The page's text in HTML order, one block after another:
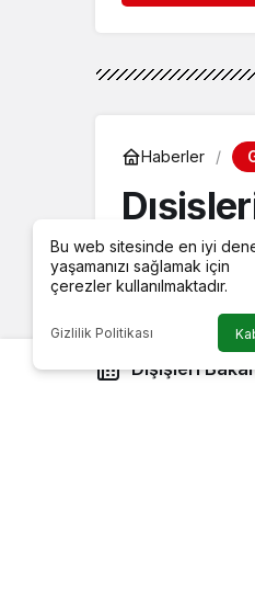
Haberler
Ayasofya'da
açıklamayla
Tahir
Dışişleri
Bu web sitesinde en iyi
yaşamanızı sağlamak için
çerezler kullanılmaktadır.
Gizlilik Politikası